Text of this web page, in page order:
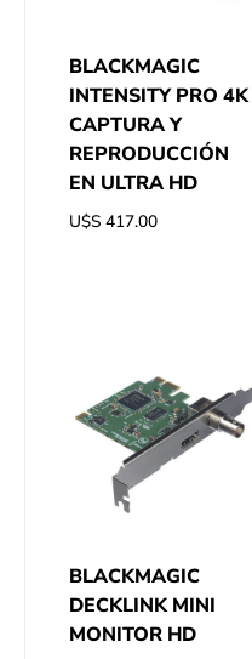
BLACKMAGIC
INTENSITY PRO 4K
CAPTURA Y
REPRODUCCIÓN
EN ULTRA HD
U$S 417.00
BLACKMAGIC
DECKLINK MINI
MONITOR HD